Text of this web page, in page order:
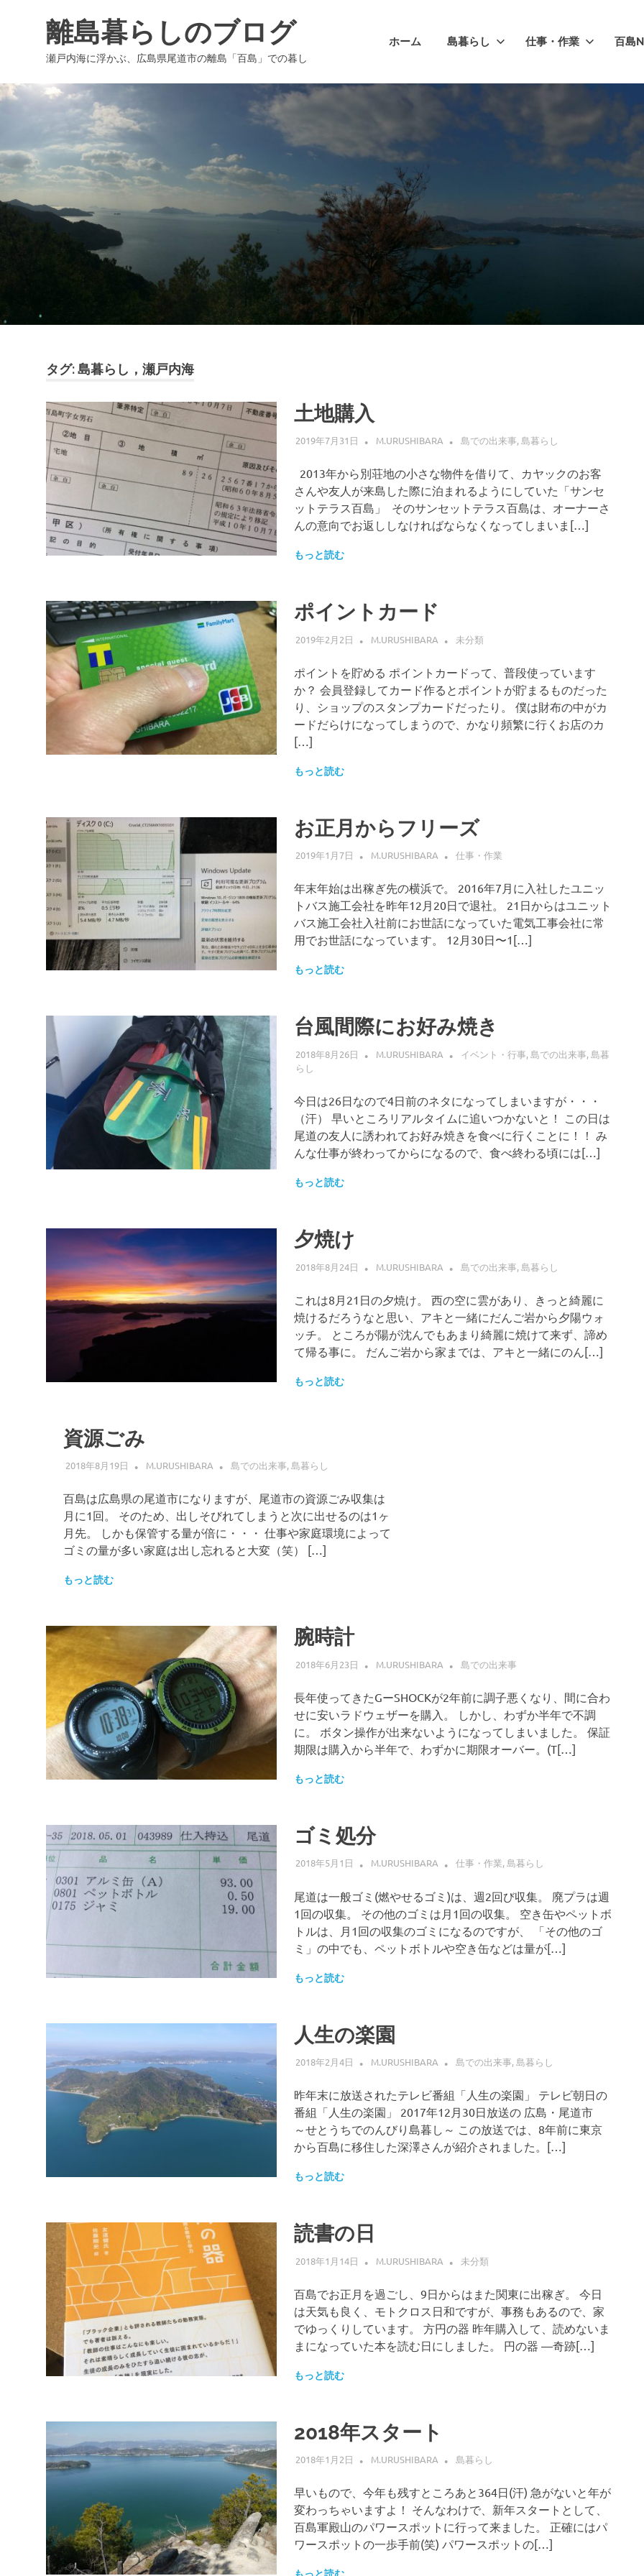
へ
ッ
プ
離島暮らしのブログ
瀬戸内海に浮かぶ、広島県尾道市の離島「百島」での暮し
ホーム 島暮らし 仕事・作業 百島
タグ:島暮らし，瀬戸内海
土地購入
2019年7月31日 M.URUSHIBARA 島での出来事,島暮らし
2013年から別荘地の小さな物件を借りて、カヤックのお客
さんや友人が来島した際に泊まれるようにしていた「サンセ
ットテラス百島」 そのサンセットテラス百島は、オーナーさ
んの意向でお返ししなければならなくなってしまいま[…]
もっと読む
ポイントカード
2019年2月2日 M.URUSHIBARA 未分類
ポイントを貯める ポイントカードって、普段使っています
か？ 会員登録してカード作るとポイントが貯まるものだった
り、ショップのスタンプカードだったり。 僕は財布の中がカ
ードだらけになってしまうので、かなり頻繁に行くお店のカ
[…]
もっと読む
お正月からフリーズ
2019年1月7日 M.URUSHIBARA 仕事・作業
年末年始は出稼ぎ先の横浜で。 2016年7月に入社したユニッ
トバス施工会社を昨年12月20日で退社。 21日からはユニット
バス施工会社入社前にお世話になっていた電気工事会社に常
用でお世話になっています。 12月30日〜1[…]
もっと読む
台風間際にお好み焼き
2018年8月26日 M.URUSHIBARA イベント・行事,島での出来事,島暮
らし
今日は26日なので4日前のネタになってしまいますが・・・
（汗） 早いところリアルタイムに追いつかないと！ この日は
尾道の友人に誘われてお好み焼きを食べに行くことに！！ み
んな仕事が終わってからになるので、食べ終わる頃には[…]
もっと読む
夕焼け
2018年8月24日 M.URUSHIBARA 島での出来事,島暮らし
これは8月21日の夕焼け。 西の空に雲があり、きっと綺麗に
焼けるだろうなと思い、アキと一緒にだんご岩から夕陽ウォ
ッチ。 ところが陽が沈んでもあまり綺麗に焼けて来ず、諦め
て帰る事に。 だんご岩から家までは、アキと一緒にのん[…]
もっと読む
資源ごみ
2018年8月19日 M.URUSHIBARA 島での出来事,島暮らし
百島は広島県の尾道市になりますが、尾道市の資源ごみ収集は
月に1回。 そのため、出しそびれてしまうと次に出せるのは1ヶ
月先。 しかも保管する量が倍に・・・ 仕事や家庭環境によって
ゴミの量が多い家庭は出し忘れると大変（笑） […]
もっと読む
腕時計
2018年6月23日 M.URUSHIBARA 島での出来事
長年使ってきたGーSHOCKが2年前に調子悪くなり、間に合わ
せに安いラドウェザーを購入。 しかし、わずか半年で不調
に。 ボタン操作が出来ないようになってしまいました。 保証
期限は購入から半年で、わずかに期限オーバー。(T[…]
もっと読む
ゴミ処分
2018年5月1日 M.URUSHIBARA 仕事・作業,島暮らし
尾道は一般ゴミ(燃やせるゴミ)は、週2回び収集。 廃プラは週
1回の収集。 その他のゴミは月1回の収集。 空き缶やペットボ
トルは、月1回の収集のゴミになるのですが、 「その他のゴ
ミ」の中でも、ペットボトルや空き缶などは量が[…]
もっと読む
人生の楽園
2018年2月4日 M.URUSHIBARA 島での出来事,島暮らし
昨年末に放送されたテレビ番組「人生の楽園」 テレビ朝日の
番組「人生の楽園」 2017年12月30日放送の 広島・尾道市
～せとうちでのんびり島暮し～ この放送では、8年前に東京
から百島に移住した深澤さんが紹介されました。[…]
もっと読む
読書の日
2018年1月14日 M.URUSHIBARA 未分類
百島でお正月を過ごし、9日からはまた関東に出稼ぎ。 今日
は天気も良く、モトクロス日和ですが、事務もあるので、家
でゆっくりしています。 方円の器 昨年購入して、読めないま
まになっていた本を読む日にしました。 円の器 ―奇跡[…]
もっと読む
2018年スタート
2018年1月2日 M.URUSHIBARA 島暮らし
早いもので、今年も残すところあと364日(汗) 急がないと年が
変わっちゃいますよ！ そんなわけで、新年スタートとして、
百島軍殿山のパワースポットに行って来ました。 正確にはパ
ワースポットの一歩手前(笑) パワースポットの[…]